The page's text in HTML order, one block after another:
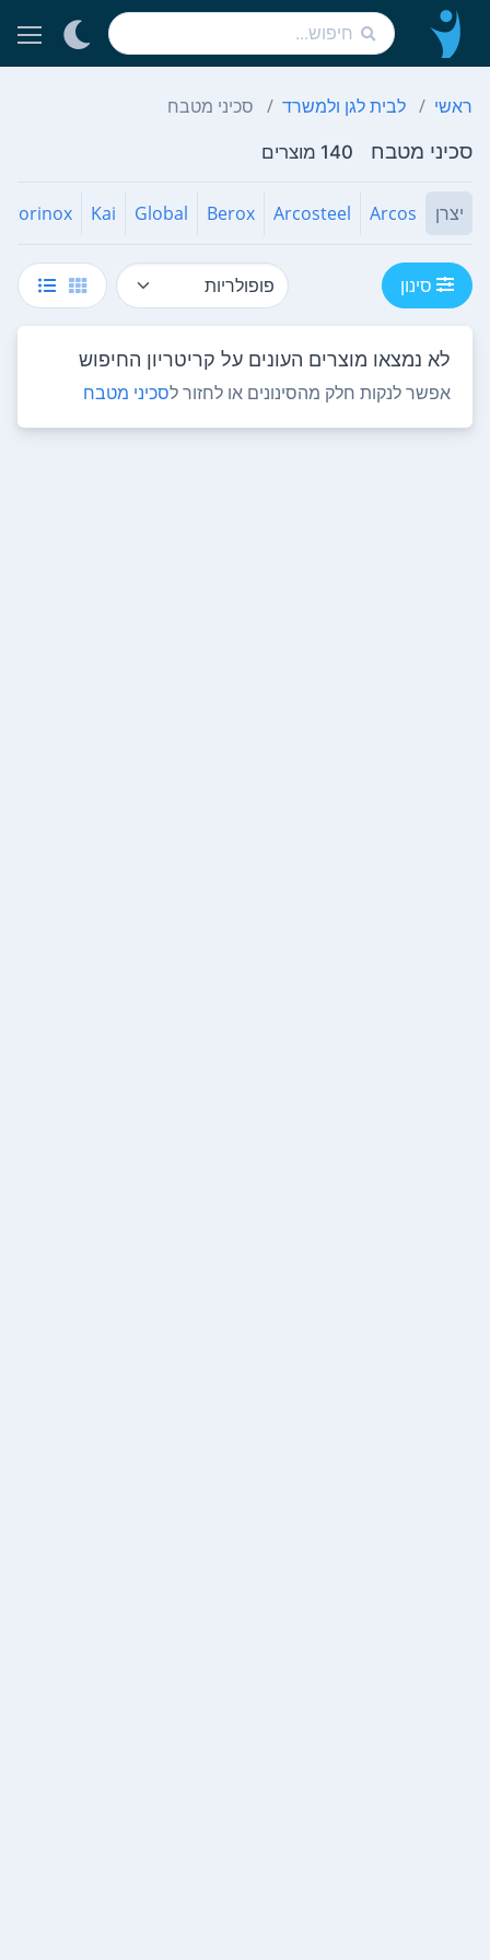
ראשי לבית לגן ולמשרד סכיני מטבח
סכיני מטבח 140 מוצרים
יצרן Arcos
Arcosteel
Berox
Global
Kai
סינון
לא נמצאו מוצרים העונים על קריטריון החיפוש
אפשר לנקות חלק מהסינונים או לחזור לסכיני מטבח